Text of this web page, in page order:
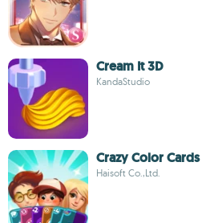
Cream It 3D
KandaStudio
Crazy Color Cards
Haisoft Co.,Ltd.